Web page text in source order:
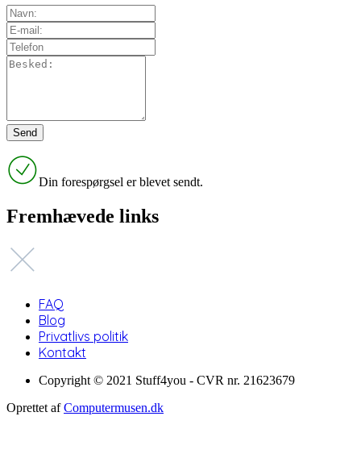
Din forespørgsel er blevet sendt.
Fremhævede links
FAQ
Blog
Privatlivs politik
Kontakt
Copyright © 2021 Stuff4you - CVR nr. 21623679
Oprettet afComputermusen.dk